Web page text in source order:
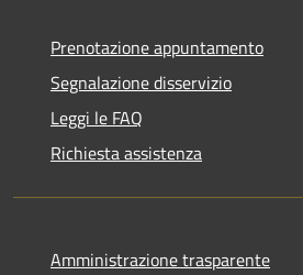
Prenotazione appuntamento
Segnalazione disservizio
Leggi le FAQ
Richiesta assistenza
Amministrazione trasparente